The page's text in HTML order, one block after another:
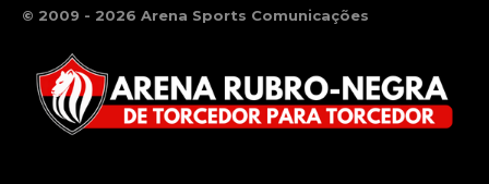
© 2009 - 2026 Arena Sports Comunicações